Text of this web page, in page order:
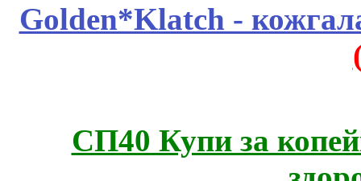
Golden*Klatch -
СП40 Купи за